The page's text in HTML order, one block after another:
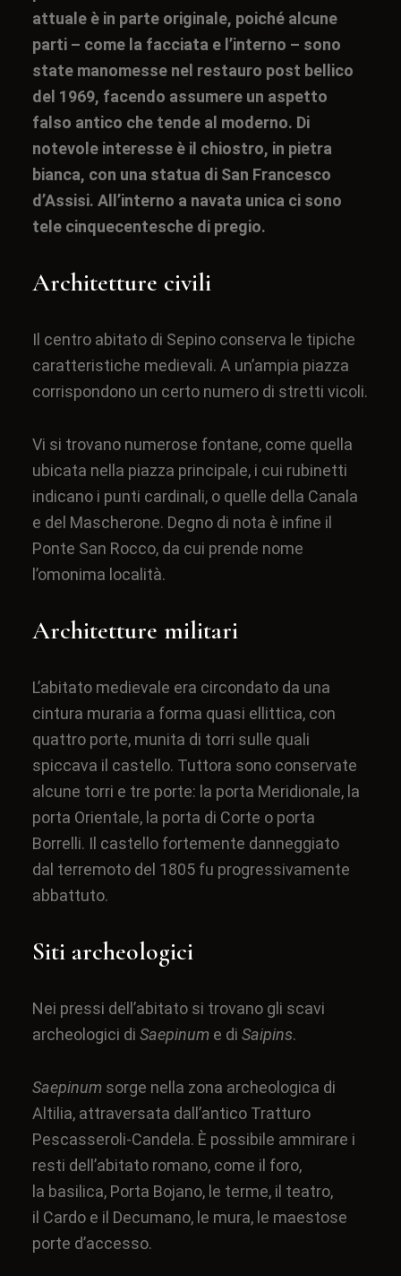
attuale è in parte originale, poiché alcune
parti – come la facciata e l’interno – sono
state manomesse nel restauro post bellico
del 1969, facendo assumere un aspetto
falso antico che tende al moderno. Di
notevole interesse è il chiostro, in pietra
bianca, con una statua di San Francesco
d’Assisi. All’interno a navata unica ci sono
tele cinquecentesche di pregio.
Architetture civili
Il centro abitato di Sepino conserva le tipiche
caratteristiche medievali. A un’ampia piazza
corrispondono un certo numero di stretti vicoli.
Vi si trovano numerose fontane, come quella
ubicata nella piazza principale, i cui rubinetti
indicano i punti cardinali, o quelle della Canala
e del Mascherone. Degno di nota è infine il
Ponte San Rocco, da cui prende nome
l’omonima località.
Architetture militari
L’abitato medievale era circondato da una
cintura muraria a forma quasi ellittica, con
quattro porte, munita di torri sulle quali
spiccava il castello. Tuttora sono conservate
alcune torri e tre porte: la porta Meridionale, la
porta Orientale, la porta di Corte o porta
Borrelli. Il castello fortemente danneggiato
dal terremotodel 1805fu progressivamente
abbattuto.
Siti archeologici
Nei pressi dell’abitato si trovano gli scavi
archeologici di Saepinume di Saipins.
Saepinumsorge nella zona archeologica di
Altilia, attraversata dall’antico Tratturo
Pescasseroli-Candela. È possibile ammirare i
resti dell’abitato romano, come il foro,
la basilica, Porta Bojano, le terme, il teatro,
il Cardoe il Decumano, le mura, le maestose
porte d’accesso.